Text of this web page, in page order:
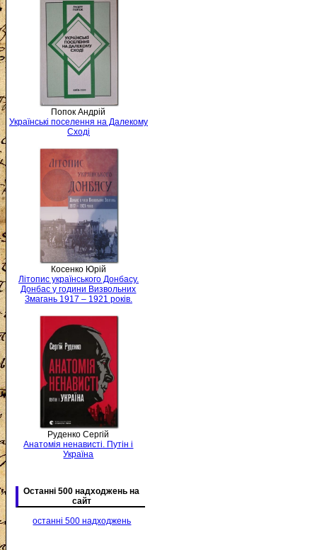
Попок Андрій
Українські поселення на Далекому
Сході
Косенко Юрій
Літопис українського Донбасу.
Донбас у години Визвольних
Змагань 1917 – 1921 років.
Руденко Сергій
Анатомія ненависті. Путін і
Україна
Останні 500 надходжень на
сайт
останні 500 надходжень